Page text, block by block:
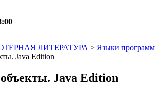
ЛИТЕРАТУРА > Языки
Java Edition